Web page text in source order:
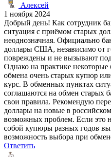
Алексей
1 ноября 2024
Добрый день! Как сотрудник
ситуация с приёмом старых
неоднозначная. Официально
доллары США, независимо от
повреждены и не вызывают
Однако на практике некоторые
обмена очень старых купюр
курс. В обменных пунктах
соглашаются на обмен старых
свои правила. Рекомендую
доллары на новые в
возможных проблем. Если это
собой купюры разных годов
возможность выбора при
Ответить